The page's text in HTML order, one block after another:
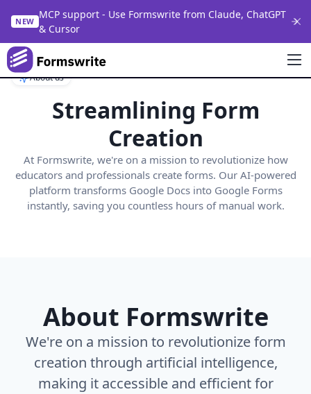
NEW
MCP support - Use Formswrite from Claude, ChatGPT
& Cursor
About us
Streamlining Form
Creation
At Formswrite, we're on a mission to revolutionize how
educators and professionals create forms. Our AI-powered
platform transforms Google Docs into Google Forms
instantly, saving you countless hours of manual work.
About Formswrite
We're on a mission to revolutionize form
creation through artificial intelligence,
making it accessible and efficient for